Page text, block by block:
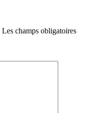
Les champs obligatoires